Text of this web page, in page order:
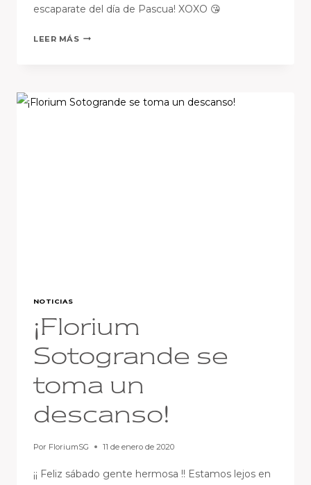
escaparate del día de Pascua! XOXO 😘
LEER MÁS ¡HAN
EMOCIONANTES
NOTICIAS
¡Florium
Sotogrande se
toma un
descanso!
Por FloriumSG 11 de enero de 2020
¡¡ Feliz sábado gente hermosa !! Estamos lejos en